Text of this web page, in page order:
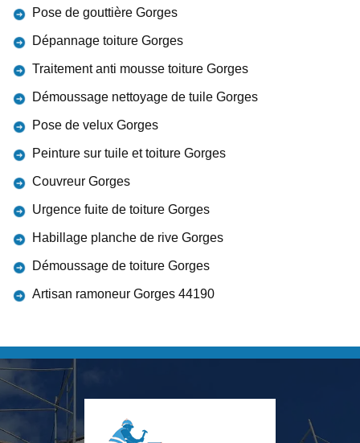
Pose de gouttière Gorges
Dépannage toiture Gorges
Traitement anti mousse toiture Gorges
Démoussage nettoyage de tuile Gorges
Pose de velux Gorges
Peinture sur tuile et toiture Gorges
Couvreur Gorges
Urgence fuite de toiture Gorges
Habillage planche de rive Gorges
Démoussage de toiture Gorges
Artisan ramoneur Gorges 44190